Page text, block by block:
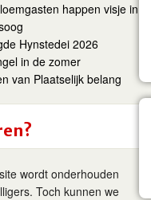
happen visje in
Hynstedei 2026
in de zomer
van Plaatselijk belang
wordt onderhouden
Toch kunnen we